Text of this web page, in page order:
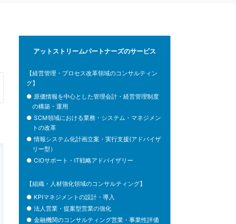
アットストリームパートナーズのサービス
【経営管理・プロセス改革領域のコンサルティン
グ】
● 原価情報を中心とした管理会計・経営管理制度
の構築・運用
● SCM領域における業務・システム・マネジメン
トの改革
● 情報システム化計画立案・実行支援(アドバイザ
リー型）
● CIOサポート・IT戦略アドバイザリー
【組織・人材強化領域のコンサルティング】
● KPIマネジメントの設計・導入
● 法人営業・提案型営業の強化
● 金融機関のコンサルティング営業・事業性評価